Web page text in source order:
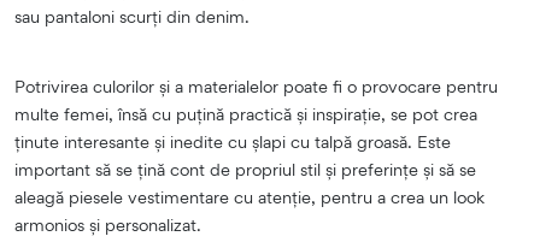
sau pantaloni scurți din denim.
Potrivirea culorilor și a materialelor poate fi o provocare pentru
multe femei, însă cu puțină practică și inspirație, se pot crea
ținute interesante și inedite cu șlapi cu talpă groasă. Este
important să se țină cont de propriul stil și preferințe și să se
aleagă piesele vestimentare cu atenție, pentru a crea un look
armonios și personalizat.